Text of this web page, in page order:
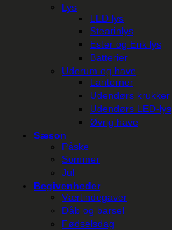
Lys
LED lys
Stearinlys
Ester og Erik lys
Batterier
Uderum og have
Lanterner
Udendørs krukker
Udendørs LED-lys
Øvrig have
Sæson
Påske
Sommer
Jul
Begivenheder
Værtindegaver
Dåb og barsel
Fødselsdag